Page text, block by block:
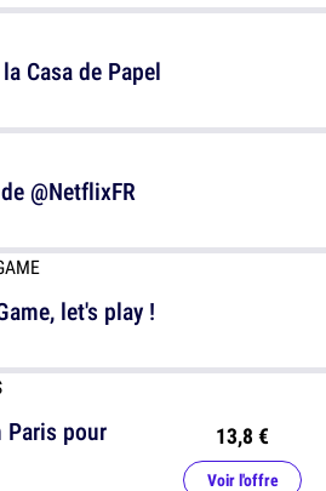
Casa de Papel
let's play !
@NetflixFR
Paris pour
13,8 €
Voir l'offre